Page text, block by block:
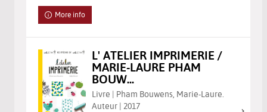
More info
L' ATELIER IMPRIMERIE /
MARIE-LAURE PHAM
BOUW...
Livre | Pham Bouwens, Marie-Laure.
Auteur | 2017